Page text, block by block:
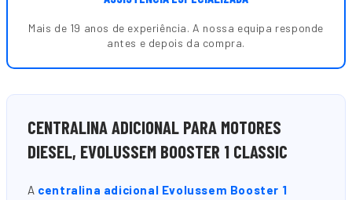
Mais de 19 anos de experiência. A nossa equipa responde
antes e depois da compra.
CENTRALINA ADICIONAL PARA MOTORES
DIESEL, EVOLUSSEM BOOSTER 1 CLASSIC
A centralina adicional Evolussem Booster 1